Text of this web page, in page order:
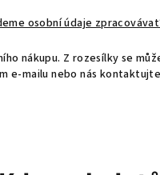
osobní údaje
nákupu. Z rozesílky se
e-mailu nebo nás